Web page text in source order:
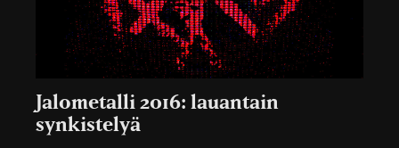
Jalometalli 2016: lauantain
synkistelyä